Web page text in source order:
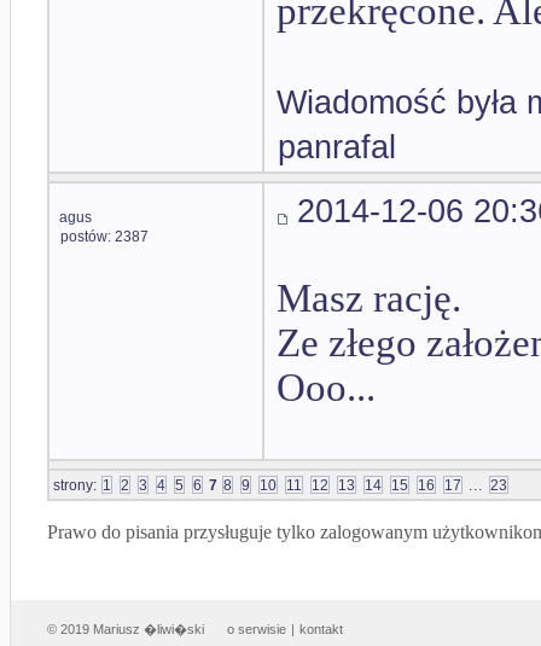
przekręcone.
Wiadomość była
panrafal
agus
postów: 2387
2014-12-06
Masz rację.
Ze złego
Ooo...
strony: 1 2 3 4 5 6 7 8 9 10 11 12 13 14 15 16 17 ... 23
Prawo do pisania przysługuje tylko zalogowanym
© 2019 Mariusz �liwi�ski o serwisie | kontakt